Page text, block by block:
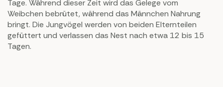
Tage. Während dieser Zeit wird das Gelege vom
Weibchen bebrütet, während das Männchen Nahrung
bringt. Die Jungvögel werden von beiden Elternteilen
gefüttert und verlassen das Nest nach etwa 12 bis 15
Tagen.